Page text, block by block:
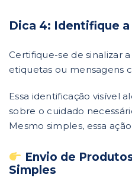
Dica 4: Identifique a
Certifique-se de sinalizar
etiquetas ou mensagens
Essa identificação visível
sobre o cuidado
Mesmo simples, essa
Envio de
Simples